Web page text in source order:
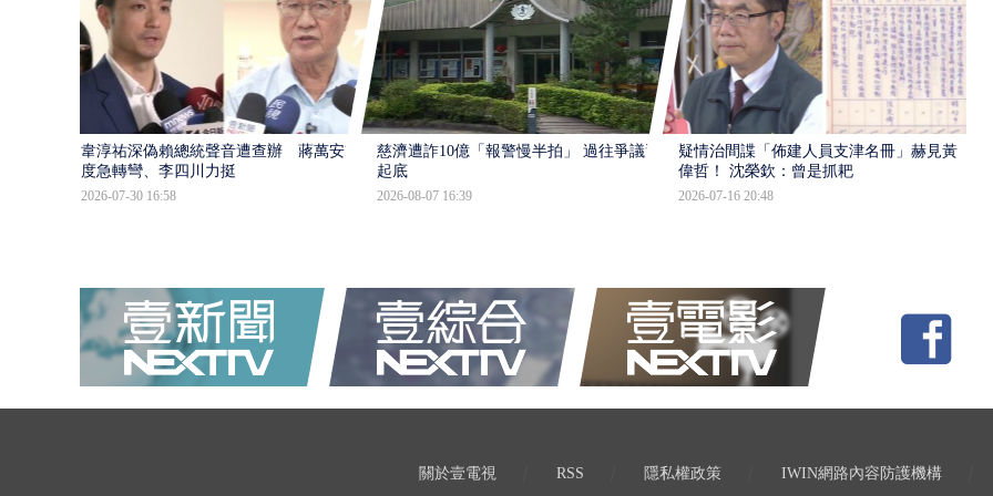
韋淳祐深偽賴總統聲音遭查辦 蔣萬安態
度急轉彎、李四川力挺
2026-07-30 16:58
慈濟遭詐10億「報警慢半拍」 過往爭議遭
起底
2026-08-07 16:39
疑情治間諜「佈建人員支津名冊」赫見黃
偉哲！ 沈榮欽：曾是抓耙
2026-07-16 20:48
關於壹電視 RSS 隱私權政策 IWIN網路內容防護機構